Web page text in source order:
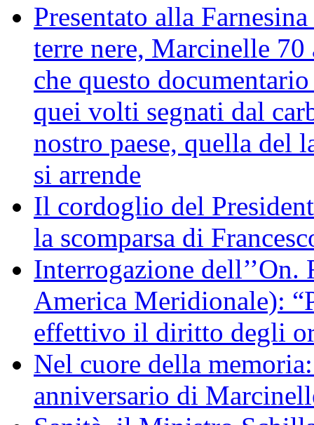
Presentato alla
terre nere, Marcinelle
che questo
quei volti segnati dal
nostro paese, quella del
si arrende
Il cordoglio del
la scomparsa di
Interrogazione
America Meridionale):
effettivo il diritto degli
Nel cuore della
anniversario di